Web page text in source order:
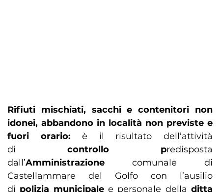
Rifiuti mischiati, sacchi e contenitori non
idonei, abbandono in località non previste e
fuori orario:è il risultato dell’attività
di controllo predisposta
dall’Amministrazione comunale di
Castellammare del Golfo con l’ausilio
di polizia municipalee personale delladitta